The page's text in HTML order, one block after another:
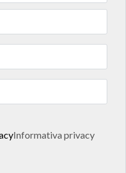
Informativa privacy